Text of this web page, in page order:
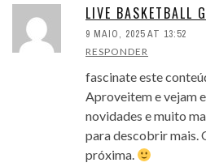
LIVE BASKETBALL
9 MAIO, 2025 AT 13:52
RESPONDER
fascinate este
Aproveitem e vejam
novidades e muito
para descobrir mais.
próxima.